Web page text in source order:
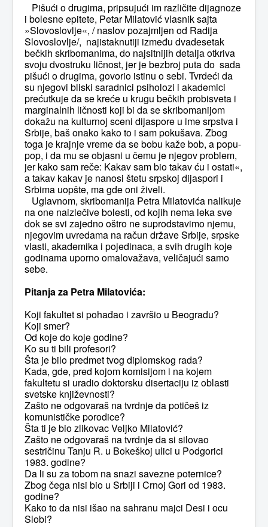
Pišući o drugima, pripsujući im različite dijagnoze
i bolesne epitete, Petar Milatović vlasnik sajta
»Slovoslovlje«, / naslov pozajmljen od Radija
Slovoslovlje/, najistaknutiji između dvadesetak
bečkih skribomanima, do najsitnijih detalja otkriva
svoju dvostruku ličnost, jer je bezbroj puta do sada
pišući o drugima, govorio istinu o sebi. Tvrdeći da
su njegovi bliski saradnici psiholozi i akademici
prećutkuje da se kreće u krugu bečkih probisveta i
marginalnih ličnosti koji bi da se skribomanijom
dokažu na kulturnoj sceni dijaspore u ime srpstva i
Srbije, baš onako kako to i sam pokušava. Zbog
toga je krajnje vreme da se bobu kaže bob, a popu-
pop, i da mu se objasni u čemu je njegov problem,
jer kako sam reče: Kakav sam bio takav ću i ostati«,
a takav kakav je nanosi štetu srpskoj dijaspori i
Srbima uopšte, ma gde oni živeli.
Uglavnom, skribomanija Petra Milatovića nalikuje
na one naizlečive bolesti, od kojih nema leka sve
dok se svi zajedno oštro ne suprodstavimo njemu,
njegovim uvredama na račun države Srbije, srpske
vlasti, akademika i pojedinaca, a svih drugih koje
godinama uporno omalovažava, veličajući samo
sebe.
Pitanja za Petra Milatovića:
Koji fakultet si pohađao i završio u Beogradu?
Koji smer?
Od koje do koje godine?
Ko su ti bili profesori?
Šta je bilo predmet tvog diplomskog rada?
Kada, gde, pred kojom komisijom i na kojem
fakultetu si uradio doktorsku disertaciju iz oblasti
svetske književnosti?
Zašto ne odgovaraš na tvrdnje da potičeš iz
komunističke porodice?
Šta ti je bio zlikovac Veljko Milatović?
Zašto ne odgovaraš na tvrdnje da si silovao
sestričinu Tanju R. u Bokeškoj ulici u Podgorici
1983. godine?
Da li su za tobom na snazi savezne poternice?
Zbog čega nisi bio u Srbiji i Crnoj Gori od 1983.
godine?
Kako to da nisi išao na sahranu majci Desi i ocu
Slobi?